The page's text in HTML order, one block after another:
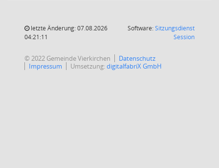
letzte Änderung: 07.08.2026
04:21:11
Software:Sitzungsdienst
Session(Wird in
© 2022 Gemeinde Vierkirchen
Datenschutz
Impressum
Umsetzung:digitalfabriX GmbH